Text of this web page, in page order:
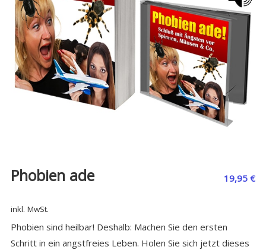
Phobien ade 19,95€
inkl. MwSt.
Phobien sind heilbar! Deshalb: Machen Sie den ersten
Schritt in ein angstfreies Leben. Holen Sie sich jetzt dieses